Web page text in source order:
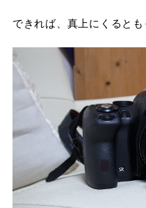
できれば、真上にくると